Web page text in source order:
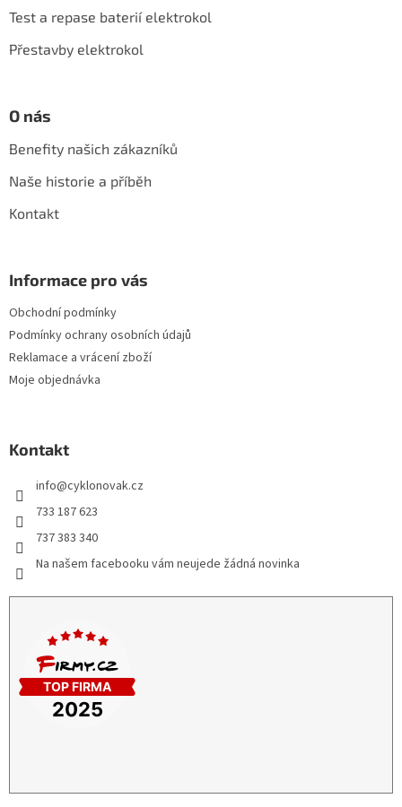
k
Test a repase baterií elektrokol
Přestavby elektrokol
O nás
Benefity našich zákazníků
Naše historie a příběh
Kontakt
Informace pro vás
Obchodní podmínky
Podmínky ochrany osobních údajů
Reklamace a vrácení zboží
Moje objednávka
Kontakt
info@cyklonovak.cz
733 187 623
737 383 340
Na našem facebooku vám neujede žádná novinka